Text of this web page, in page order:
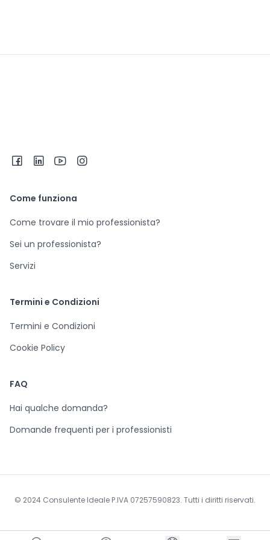
Come funziona
Come trovare il mio professionista?
Sei un professionista?
Servizi
Termini e Condizioni
Termini e Condizioni
Cookie Policy
FAQ
Hai qualche domanda?
Domande frequenti per i professionisti
© 2024 Consulente Ideale P.IVA 07257590823. Tutti i diritti riservati.